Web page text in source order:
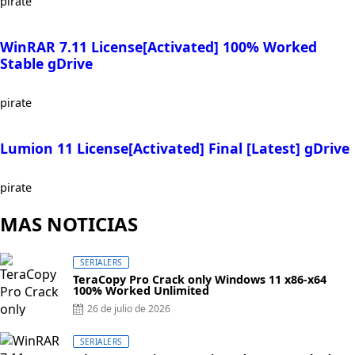
WinRAR 7.11 License[Activated] 100% Worked
Stable gDrive
pirate
Lumion 11 License[Activated] Final [Latest] gDrive
pirate
MAS NOTICIAS
SERIALERS
TeraCopy Pro Crack only Windows 11 x86-x64
100% Worked Unlimited
Posted
26 de julio de 2026
SERIALERS